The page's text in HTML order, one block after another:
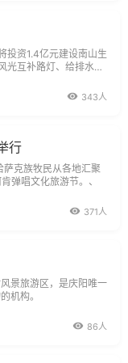
投资1.4亿元建设南山生
光互补路灯、给排水电
343人
行
萨克族牧民从各地汇聚
弹唱文化旅游节。、
371人
景旅游区，是庆阳唯一
机构。
86人